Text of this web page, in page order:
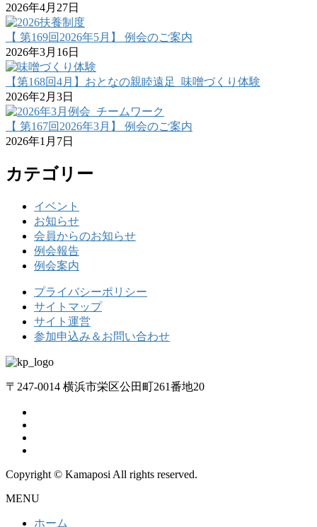
2026年4月27日
【 第169回2026年5月】 例会のご案内
2026年3月16日
【第168回4月】おとなの親睦遠足_味噌づくり体験
2026年2月3日
【 第167回2026年3月】 例会のご案内
2026年1月7日
カテゴリー
イベント
お知らせ
会員からのお知らせ
例会報告
例会案内
プライバシーポリシー
サイトマップ
サイト運営
参加申込み＆お問い合わせ
〒247-0014 横浜市栄区公田町261番地20
Copyright © Kamaposi All rights reserved.
MENU
ホーム